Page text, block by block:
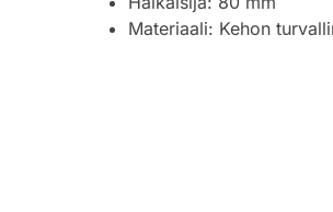
Materiaali: Kehon